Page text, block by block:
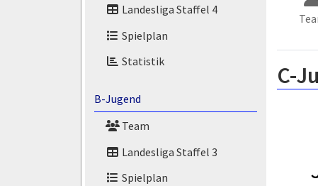
Landesliga Staffel 4
Spielplan
Statistik
B-Jugend
Team
Landesliga Staffel 3
Spielplan
C-